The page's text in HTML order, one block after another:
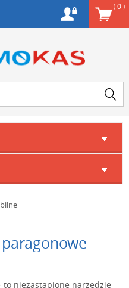
(0)
niezastąpione narzędzie